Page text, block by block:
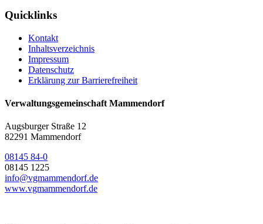
Quicklinks
Kontakt
Inhaltsverzeichnis
Impressum
Datenschutz
Erklärung zur Barrierefreiheit
Verwaltungsgemeinschaft Mammendorf
Augsburger Straße 12
82291 Mammendorf
08145 84-0
08145 1225
info@vgmammendorf.de
www.vgmammendorf.de